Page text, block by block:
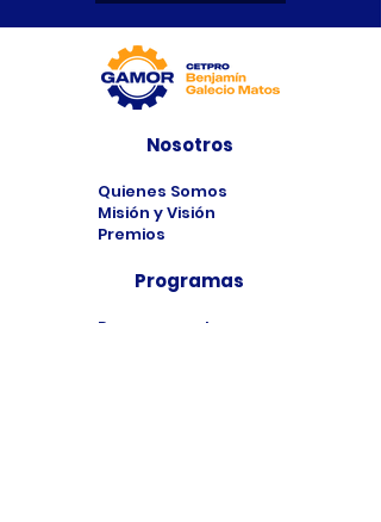
Nosotros
Quienes Somos
Misión y Visión
Premios
Programas
Programas de